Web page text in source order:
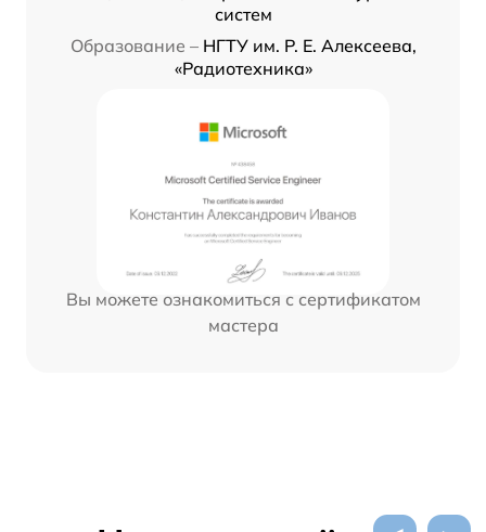
систем
Образование – НГТУ им. Р. Е. Алексеева,
«Радиотехника»
Вы можете ознакомиться с сертификатом
мастера